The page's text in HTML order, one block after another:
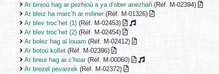
Ar binioù hag ar pezhioù a ya d’ober anezhañ (Réf. M-02394)
Ar bleiz ha marc’h ar miliner(Réf. M-01326)
Ar blev troc’het (1) (Réf. M-02453)
Ar blev troc’het (2) (Réf. M-02454)
Ar bolez hag al louarn (Réf. M-02412)
Ar botoù kollet (Réf. M-02396)
Ar breur hag ar c’hoar(Réf. M-00060)
Ar brezel pevarzek (Réf. M-02372)